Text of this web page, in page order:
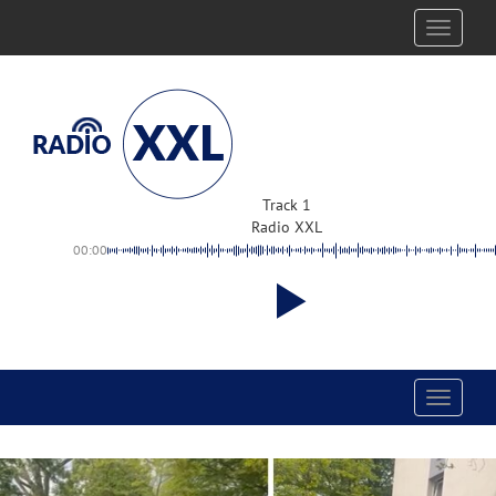
Toggle
Track 1
Radio XXL
00:00
Toggle